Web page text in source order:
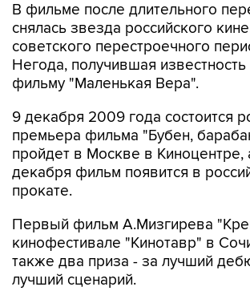
В фильме после длительного
снялась звезда российского
советского перестроечного
Негода, получившая
фильму "Маленькая Вера".
9 декабря 2009 года состоится
премьера фильма "Бубен,
пройдет в Москве в Киноцентре,
декабря фильм появится в
прокате.
Первый фильм А.Мизгирева
кинофестивале "Кинотавр" в
также два приза - за лучший
лучший сценарий.